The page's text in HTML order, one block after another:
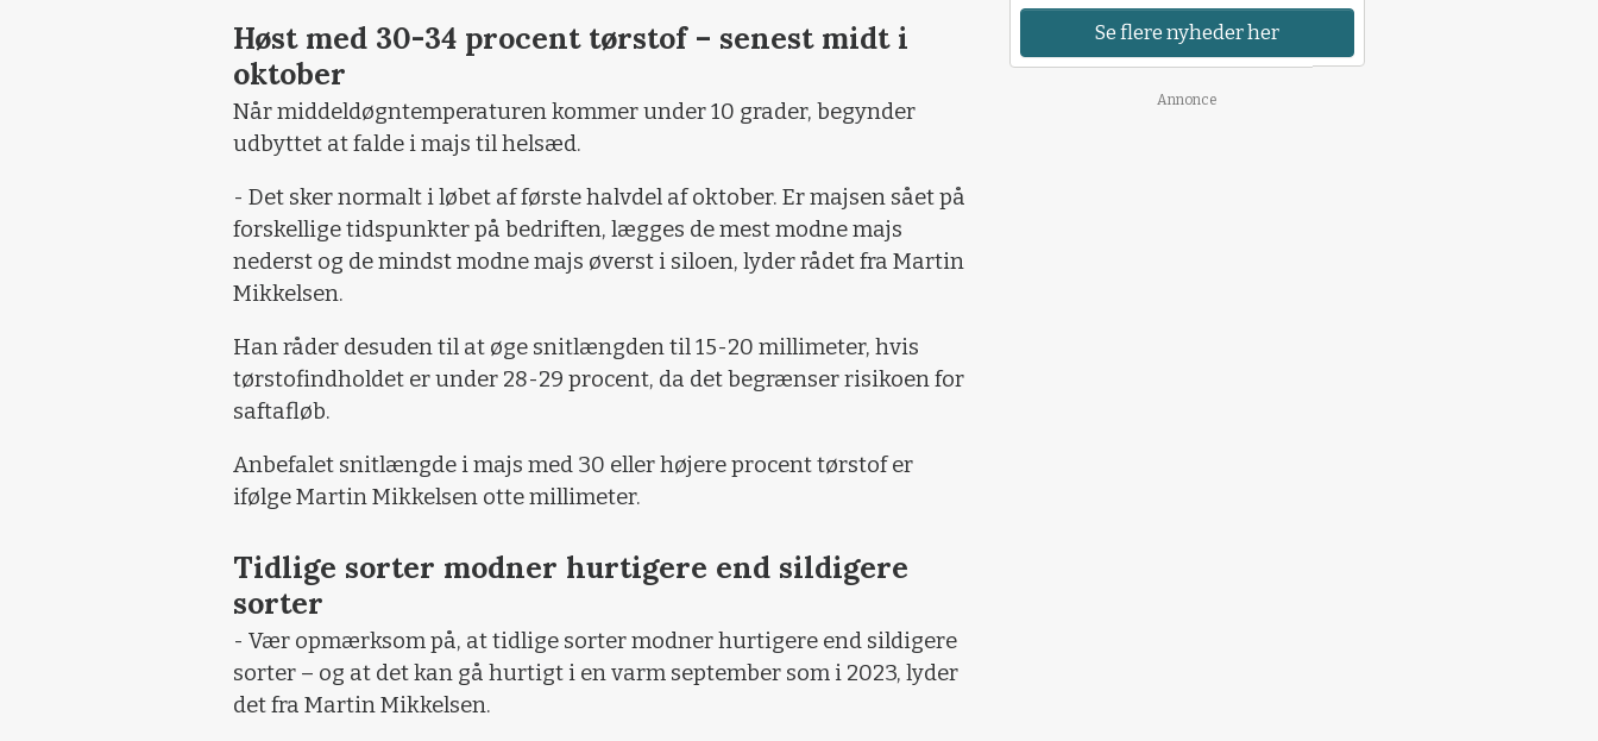
Høst med 30-34 procent tørstof – senest midt i
oktober
Når middeldøgntemperaturen kommer under 10 grader, begynder
udbyttet at falde i majs til helsæd.
- Det sker normalt i løbet af første halvdel af oktober. Er majsen sået på
forskellige tidspunkter på bedriften, lægges de mest modne majs
nederst og de mindst modne majs øverst i siloen, lyder rådet fra Martin
Mikkelsen.
Han råder desuden til at øge snitlængden til 15-20 millimeter, hvis
tørstofindholdet er under 28-29 procent, da det begrænser risikoen for
saftafløb.
Anbefalet snitlængde i majs med 30 eller højere procent tørstof er
ifølge Martin Mikkelsen otte millimeter.
Tidlige sorter modner hurtigere end sildigere
sorter
- Vær opmærksom på, at tidlige sorter modner hurtigere end sildigere
sorter – og at det kan gå hurtigt i en varm september som i 2023, lyder
det fra Martin Mikkelsen.
Se flere nyheder her
Annonce